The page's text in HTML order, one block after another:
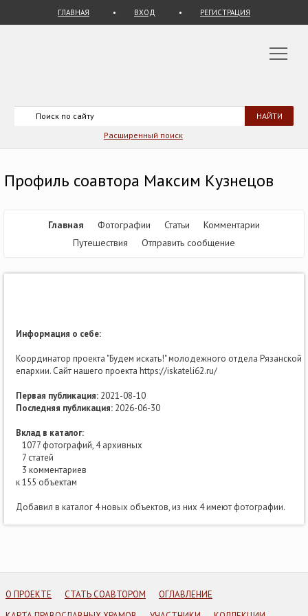
ГЛАВНАЯ ВХОД РЕГИСТРАЦИЯ
Расширенный поиск
Профиль соавтора Максим Кузнецов
Главная Фотографии Статьи
Комментарии
Путешествия
Отправить сообщение
Информация о себе:
Координатор проекта "Будем искать!" молодежного отдела Рязанской
епархии. Сайт нашего проекта https://iskateli62.ru/
Первая публикация: 2021-08-10
Последняя публикация: 2026-06-30
Вклад в каталог:
1077 фотографий, 4 архивных
7 статей
3 комментариев
к 155 объектам
Добавил в каталог 4 новых объектов, из них 4 имеют фотографии.
О ПРОЕКТЕ СТАТЬ СОАВТОРОМ
ОГЛАВЛЕНИЕ